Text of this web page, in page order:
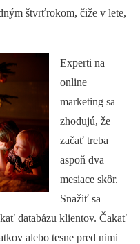
štvrťrokom, čiže v lete,
Experti na
online
marketing sa
zhodujú, že
začať treba
aspoň dva
mesiace skôr.
Snažiť sa
databázu klientov. Čakať
alebo tesne pred nimi